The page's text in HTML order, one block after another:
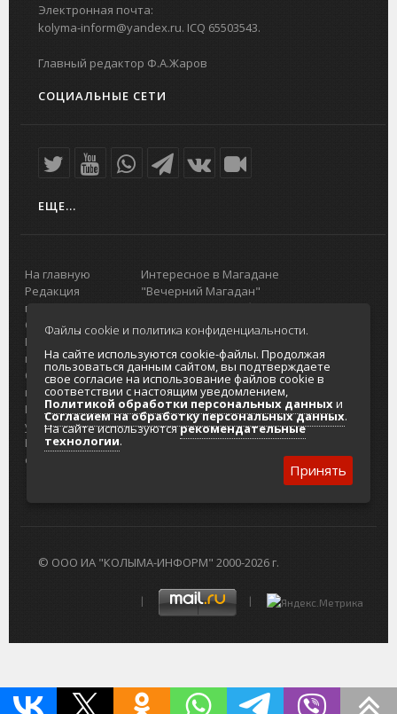
Электронная почта:
kolyma-inform@yandex.ru. ICQ 65503543.
Главный редактор Ф.А.Жаров
СОЦИАЛЬНЫЕ СЕТИ
ЕЩЕ...
На главную
Редакция
портала
О проекте
Реклама на
портале
Отзывы и
предложения
Интернет-
услуги
Разработка
сайтов
Интересное в Магадане
"Вечерний Магадан"
Городская доска объявлений
Реклама
Главный туристический портал
Колымы
Политика в отношении обработки
персональных данных
Согласие на обработку персональных
данных
© ООО ИА "КОЛЫМА-ИНФОРМ" 2000-2026 г.
Файлы cookie и политика конфиденциальности.
На сайте используются cookie-файлы. Продолжая
пользоваться данным сайтом, вы подтверждаете
свое согласие на использование файлов cookie в
соответствии с настоящим уведомлением,
Политикой обработки персональных данныхи
Согласием на обработку персональных данных.
На сайте используютсярекомендательные
технологии.
Принять